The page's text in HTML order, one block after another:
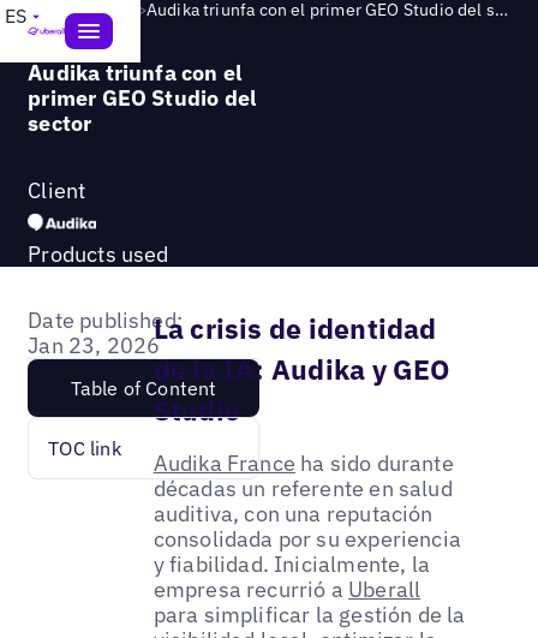
ES Success Story > Audika triunfa con el primer GEO Studio del sector
Audika triunfa con el
primer GEO Studio del
sector
Client
Products used
Date published:
Jan 23, 2026
Table of Content
TOC link
La crisis de identidad
de la IA: Audika y GEO
Studio
Audika France ha sido durante
décadas un referente en salud
auditiva, con una reputación
consolidada por su experiencia
y fiabilidad. Inicialmente, la
empresa recurrió a Uberall
para simplificar la gestión de la